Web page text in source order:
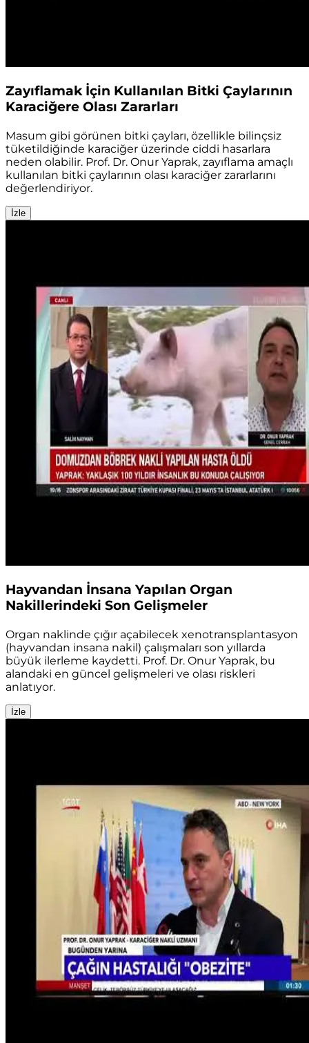
Zayıflamak İçin Kullanılan Bitki Çaylarının
Karaciğere Olası Zararları
Masum gibi görünen bitki çayları, özellikle bilinçsiz
tüketildiğinde karaciğer üzerinde ciddi hasarlara
neden olabilir. Prof. Dr. Onur Yaprak, zayıflama amaçlı
kullanılan bitki çaylarının olası karaciğer zararlarını
değerlendiriyor.
İzle
Hayvandan İnsana Yapılan Organ
Nakillerindeki Son Gelişmeler
Organ naklinde çığır açabilecek xenotransplantasyon
(hayvandan insana nakil) çalışmaları son yıllarda
büyük ilerleme kaydetti. Prof. Dr. Onur Yaprak, bu
alandaki en güncel gelişmeleri ve olası riskleri
anlatıyor.
İzle